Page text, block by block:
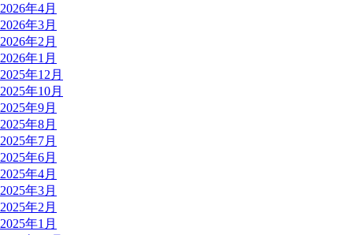
2026年4月
2026年3月
2026年2月
2026年1月
2025年12月
2025年10月
2025年9月
2025年8月
2025年7月
2025年6月
2025年4月
2025年3月
2025年2月
2025年1月